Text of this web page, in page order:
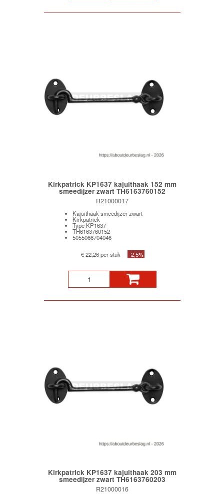
Kirkpatrick KP1637 kajuithaak 152 mm
smeedijzer zwart TH6163760152
R21000017
Kajuithaak smeedijzer zwart
Kirkpatrick
Type KP1637
TH6163760152
5055066704046
€ 22,26 per stuk -2,5%
Kirkpatrick KP1637 kajuithaak 203 mm
smeedijzer zwart TH6163760203
R21000016